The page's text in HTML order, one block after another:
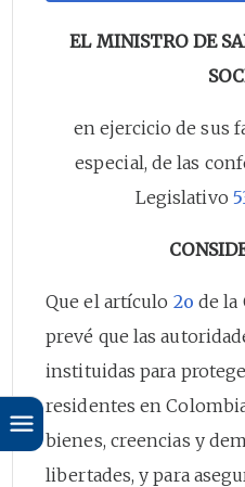
EL MINISTRO DE
en ejercicio de sus
especial, de las
Legislativo
Que el artículo 2o de la
prevé que las
instituidas para
residentes en
bienes, creencias y
libertades, y para